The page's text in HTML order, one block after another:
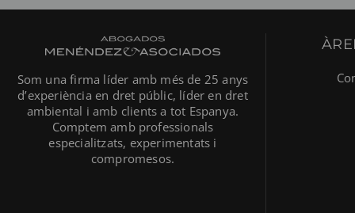
Som una firma líder amb més de 25 anys
d’experiència en dret públic, líder en dret
ambiental i amb clients a tot Espanya.
Comptem amb professionals
especialitzats, experimentats i
compromesos.